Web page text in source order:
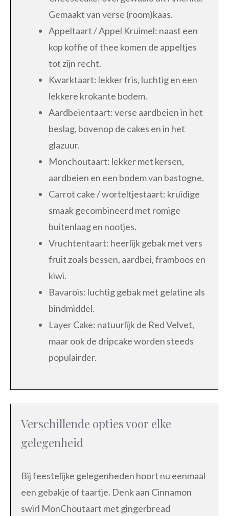
Gemaakt van verse (room)kaas.
Appeltaart / Appel Kruimel: naast een
kop koffie of thee komen de appeltjes
tot zijn recht.
Kwarktaart: lekker fris, luchtig en een
lekkere krokante bodem.
Aardbeientaart: verse aardbeien in het
beslag, bovenop de cakes en in het
glazuur.
Monchoutaart: lekker met kersen,
aardbeien en een bodem van bastogne.
Carrot cake / worteltjestaart: kruidige
smaak gecombineerd met romige
buitenlaag en nootjes.
Vruchtentaart: heerlijk gebak met vers
fruit zoals bessen, aardbei, framboos en
kiwi.
Bavarois: luchtig gebak met gelatine als
bindmiddel.
Layer Cake: natuurlijk de Red Velvet,
maar ook de dripcake worden steeds
populairder.
Verschillende opties voor elke
gelegenheid
Bij feestelijke gelegenheden hoort nu eenmaal
een gebakje of taartje. Denk aan Cinnamon
swirl MonChoutaart met gingerbread